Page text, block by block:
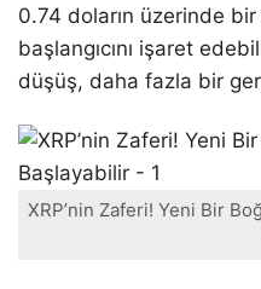
0.74 doların üzerinde bir
başlangıcını işaret
düşüş, daha fazla bir
XRP’nin Zaferi! Yeni Bir